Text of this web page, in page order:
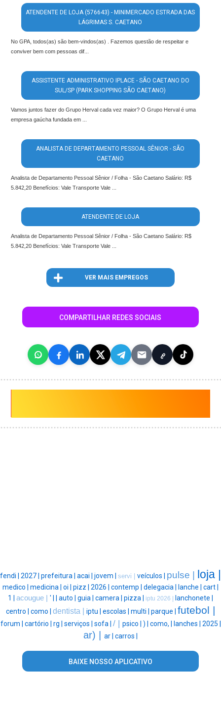
ATENDENTE DE LOJA (576643) - MINIMERCADO ESTRADA DAS
LÁGRIMAS S. CAETANO
No GPA, todos(as) são bem-vindos(as) . Fazemos questão de respeitar e
conviver bem com pessoas dif...
ASSISTENTE ADMINISTRATIVO IPLACE - SÃO CAETANO DO
SUL/SP (PARK SHOPPING SÃO CAETANO)
Vamos juntos fazer do Grupo Herval cada vez maior? O Grupo Herval é uma
empresa gaúcha fundada em ...
ANALISTA DE DEPARTAMENTO PESSOAL SÊNIOR - SÃO
CAETANO
Analista de Departamento Pessoal Sênior / Folha - São Caetano Salário: R$
5.842,20 Benefícios: Vale Transporte Vale ...
ATENDENTE DE LOJA
Analista de Departamento Pessoal Sênior / Folha - São Caetano Salário: R$
5.842,20 Benefícios: Vale Transporte Vale ...
VER MAIS EMPREGOS
COMPARTILHAR REDES SOCIAIS
fendi | 2027 | prefeitura | acai | jovem | servi | veículos | pulse | loja |
medico | medicina | oi | pizz | 2026 | contemp | delegacia | lanche | cart |
1 | acougue | ' | auto | guia | camera | pizza | iptu 2026 | lanchonete |
centro | como | dentista | iptu | escolas | multi | parque | futebol |
forum | cartório | rg | serviços | sofa | / | psico | ) | como, | lanches | 2025 |
ar) | ar | carros |
BAIXE NOSSO APLICATIVO